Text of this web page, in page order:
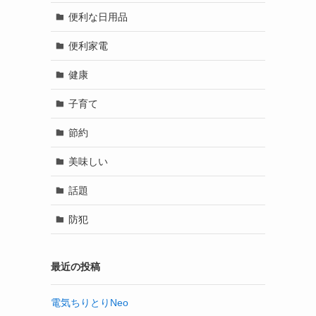
便利な日用品
便利家電
健康
子育て
節約
美味しい
話題
防犯
最近の投稿
電気ちりとりNeo